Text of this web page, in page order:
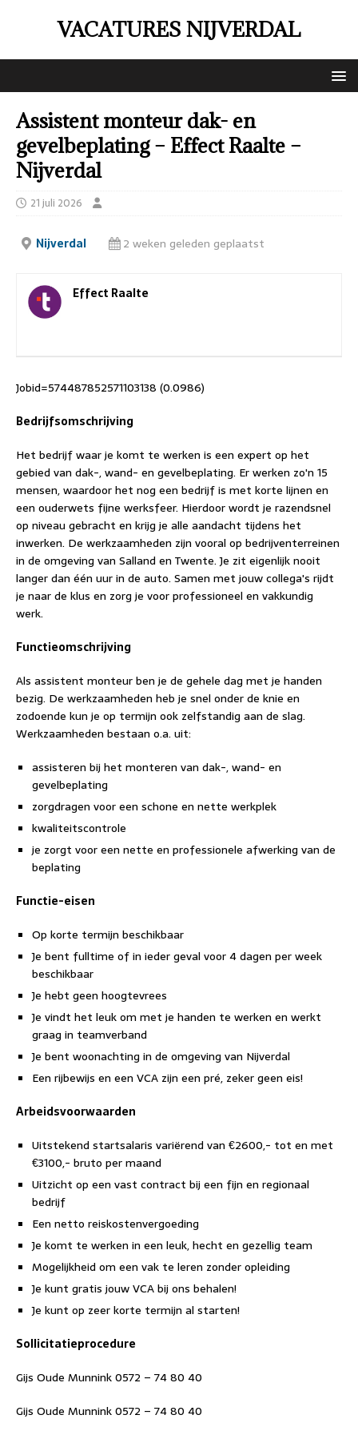
VACATURES NIJVERDAL
Assistent monteur dak- en
gevelbeplating – Effect Raalte –
Nijverdal
21 juli 2026
Nijverdal 2 weken geleden geplaatst
Effect Raalte
Jobid=574487852571103138 (0.0986)
Bedrijfsomschrijving
Het bedrijf waar je komt te werken is een expert op het
gebied van dak-, wand- en gevelbeplating. Er werken zo'n 15
mensen, waardoor het nog een bedrijf is met korte lijnen en
een ouderwets fijne werksfeer. Hierdoor wordt je razendsnel
op niveau gebracht en krijg je alle aandacht tijdens het
inwerken. De werkzaamheden zijn vooral op bedrijventerreinen
in de omgeving van Salland en Twente. Je zit eigenlijk nooit
langer dan één uur in de auto. Samen met jouw collega's rijdt
je naar de klus en zorg je voor professioneel en vakkundig
werk.
Functieomschrijving
Als assistent monteur ben je de gehele dag met je handen
bezig. De werkzaamheden heb je snel onder de knie en
zodoende kun je op termijn ook zelfstandig aan de slag.
Werkzaamheden bestaan o.a. uit:
assisteren bij het monteren van dak-, wand- en
gevelbeplating
zorgdragen voor een schone en nette werkplek
kwaliteitscontrole
je zorgt voor een nette en professionele afwerking van de
beplating
Functie-eisen
Op korte termijn beschikbaar
Je bent fulltime of in ieder geval voor 4 dagen per week
beschikbaar
Je hebt geen hoogtevrees
Je vindt het leuk om met je handen te werken en werkt
graag in teamverband
Je bent woonachting in de omgeving van Nijverdal
Een rijbewijs en een VCA zijn een pré, zeker geen eis!
Arbeidsvoorwaarden
Uitstekend startsalaris variërend van €2600,- tot en met
€3100,- bruto per maand
Uitzicht op een vast contract bij een fijn en regionaal
bedrijf
Een netto reiskostenvergoeding
Je komt te werken in een leuk, hecht en gezellig team
Mogelijkheid om een vak te leren zonder opleiding
Je kunt gratis jouw VCA bij ons behalen!
Je kunt op zeer korte termijn al starten!
Sollicitatieprocedure
Gijs Oude Munnink 0572 – 74 80 40
Gijs Oude Munnink 0572 – 74 80 40